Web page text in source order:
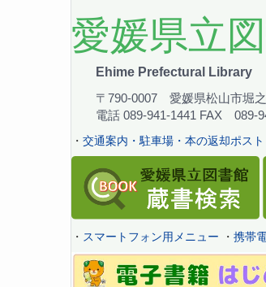
愛媛県立
Ehime Prefectural Library
〒790-0007 愛媛県松山市堀
電話 089-941-1441 FAX 089-
・ 交通案内・駐車場・本の返却ポスト
・ スマートフォン用メニュー ・ 携帯